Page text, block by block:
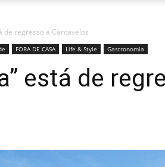
de regresso a Carcavelos
FORA DE CASA Life & Style Gastronomia
está de